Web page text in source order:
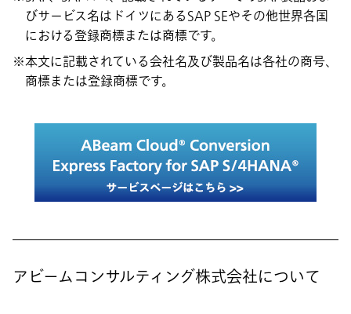
びサービス名はドイツにあるSAP SEやその他世界各国
における登録商標または商標です。
本文に記載されている会社名及び製品名は各社の商号、
商標または登録商標です。
アビームコンサルティング株式会社について